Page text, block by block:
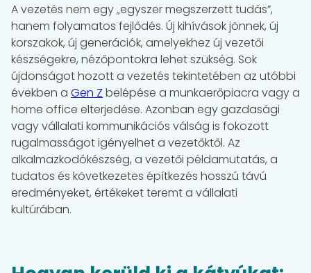
A vezetés nem egy „egyszer megszerzett tudás”,
hanem folyamatos fejlődés. Új kihívások jönnek, új
korszakok, új generációk, amelyekhez új vezetői
készségekre, nézőpontokra lehet szükség. Sok
újdonságot hozott a vezetés tekintetében az utóbbi
években a Gen Z belépése a munkaerőpiacra vagy a
home office elterjedése. Azonban egy gazdasági
vagy vállalati kommunikációs válság is fokozott
rugalmasságot igényelhet a vezetőktől. Az
alkalmazkodókészség, a vezetői példamutatás, a
tudatos és következetes építkezés hosszú távú
eredményeket, értékeket teremt a vállalati
kultúrában.